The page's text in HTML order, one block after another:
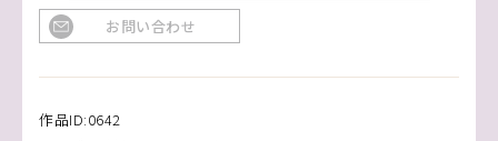
お問い合わせ
作品ID:0642